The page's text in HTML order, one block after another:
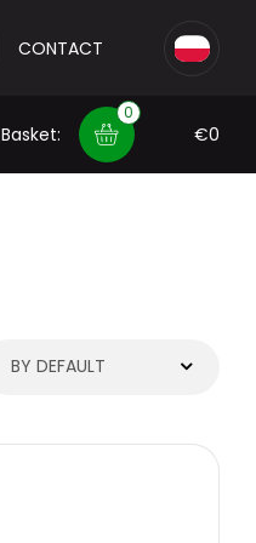
CONTACT
Basket:
0
€0
BY DEFAULT